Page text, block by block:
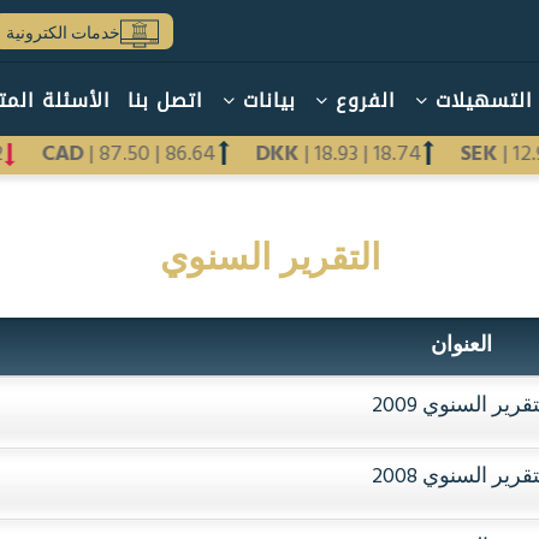
خدمات الكترونية
التسهيلات الفروع بيانات اتصل بنا الأسئلة
SEK|
DKK|18.93|18.74
CAD|87.50|86.64
التقرير السنوي
العنوان
السنوي 2009
السنوي 2008